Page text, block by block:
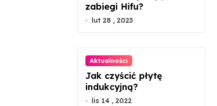
zabiegi Hifu?
lut 28 , 2023
Aktualności
Jak czyścić płytę
indukcyjną?
lis 14 , 2022